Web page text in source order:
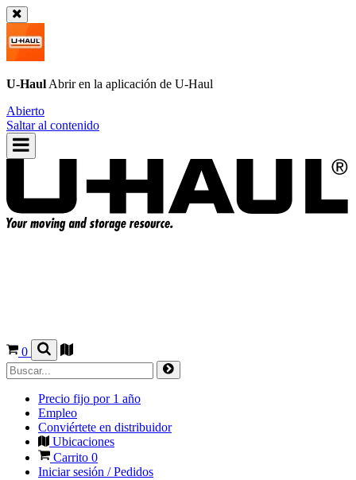
U-Haul Abrir en la aplicación de U-Haul
Abierto
Saltar al contenido
0
Precio fijo por 1 año
Empleo
Conviértete en distribuidor
Ubicaciones
Carrito 0
Iniciar sesión / Pedidos